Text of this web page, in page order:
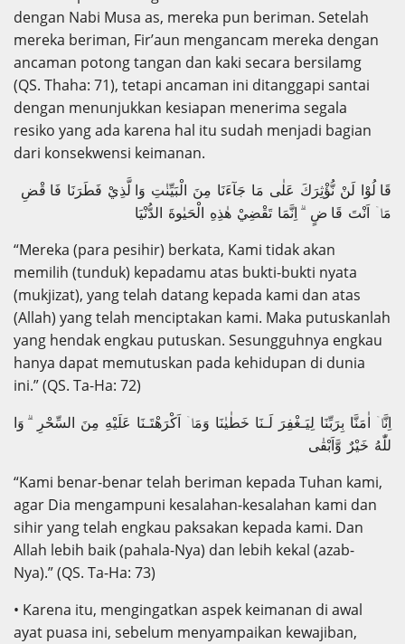
dengan Nabi Musa as, mereka pun beriman. Setelah
mereka beriman, Fir’aun mengancam mereka dengan
ancaman potong tangan dan kaki secara bersilamg
(QS. Thaha: 71), tetapi ancaman ini ditanggapi santai
dengan menunjukkan kesiapan menerima segala
resiko yang ada karena hal itu sudah menjadi bagian
dari konsekwensi keimanan.
قَا لُوْا لَنْ نُّؤْثِرَكَ عَلٰى مَا جَآءَنَا مِنَ الْبَيِّنٰتِ وَا لَّذِيْ فَطَرَنَا فَا قْضِ
مَاۤ اَنْتَ قَا ضٍ ۗ اِنَّمَا تَقْضِيْ هٰذِهِ الْحَيٰوةَ الدُّنْيَا
“Mereka (para pesihir) berkata, Kami tidak akan
memilih (tunduk) kepadamu atas bukti-bukti nyata
(mukjizat), yang telah datang kepada kami dan atas
(Allah) yang telah menciptakan kami. Maka putuskanlah
yang hendak engkau putuskan. Sesungguhnya engkau
hanya dapat memutuskan pada kehidupan di dunia
ini.” (QS. Ta-Ha: 72)
اِنَّاۤ اٰمَنَّا بِرَبِّنَا لِيَـغْفِرَ لَـنَا خَطٰيٰنَا وَمَاۤ اَكْرَهْتَـنَا عَلَيْهِ مِنَ السِّحْرِ ۗ وَا
للّٰهُ خَيْرٌ وَّاَبْقٰى
“Kami benar-benar telah beriman kepada Tuhan kami,
agar Dia mengampuni kesalahan-kesalahan kami dan
sihir yang telah engkau paksakan kepada kami. Dan
Allah lebih baik (pahala-Nya) dan lebih kekal (azab-
Nya).” (QS. Ta-Ha: 73)
• Karena itu, mengingatkan aspek keimanan di awal
ayat puasa ini, sebelum menyampaikan kewajiban,